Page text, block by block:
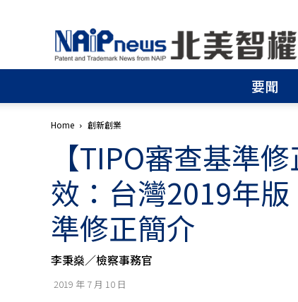
北
美
智
權
│
申
請
│
商
標
請
要聞
Home 創新創業
【TIPO審查基準
效：台灣2019年
準修正簡介
李秉燊／檢察事務官
2019 年 7 月 10 日